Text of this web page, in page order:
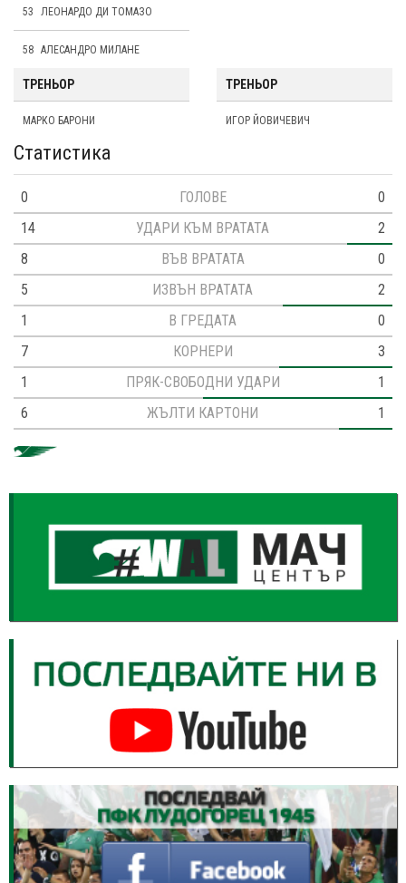
53 ЛЕОНАРДО ДИ ТОМАЗО
58 АЛЕСАНДРО МИЛАНЕ
ТРЕНЬОР
МАРКО БАРОНИ
ТРЕНЬОР
ИГОР ЙОВИЧЕВИЧ
Статистика
0 ГОЛОВЕ
0
14
УДАРИ КЪМ ВРАТАТА
2
8
ВЪВ ВРАТАТА
0
5
ИЗВЪН ВРАТАТА
2
1
В ГРЕДАТА
0
7
КОРНЕРИ
3
1
ПРЯК-СВОБОДНИ УДАРИ
1
6
ЖЪЛТИ КАРТОНИ 1